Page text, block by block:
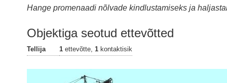
Hange promenaadi nõlvade kindlustamiseks ja
Objektiga seotud ettevõtted
Tellija 1 ettevõtte, 1 kontaktisik